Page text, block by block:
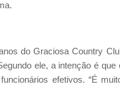
do Graciosa Country
ele, a intenção é
efetivos. “É